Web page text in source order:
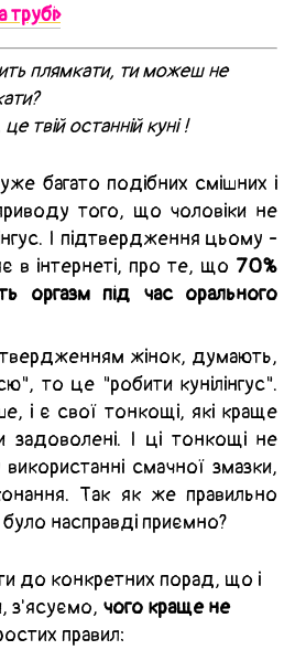
трубі»
плямкати, ти можеш не
твій останній куні !
багато подібних смішних і
того, що чоловіки не
І підтвердження цьому -
в інтернеті, про те, що 70%
оргазм під час орального
твердженням жінок, думають,
то це "робити кунілінгус".
і є свої тонкощі, які краще
задоволені. І ці тонкощі не
смачної змазки,
Так як же правильно
насправді приємно?
до конкретних порад, що і
з'ясуємо, чого краще не
правил: